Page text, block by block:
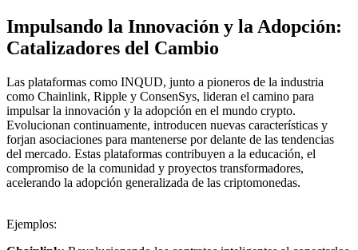
Impulsando la Innovación y la Adopción:
Catalizadores del Cambio
Las plataformas como INQUD, junto a pioneros de la industria
como Chainlink, Ripple y ConsenSys, lideran el camino para
impulsar la innovación y la adopción en el mundo crypto.
Evolucionan continuamente, introducen nuevas características y
forjan asociaciones para mantenerse por delante de las tendencias
del mercado. Estas plataformas contribuyen a la educación, el
compromiso de la comunidad y proyectos transformadores,
acelerando la adopción generalizada de las criptomonedas.
Ejemplos: